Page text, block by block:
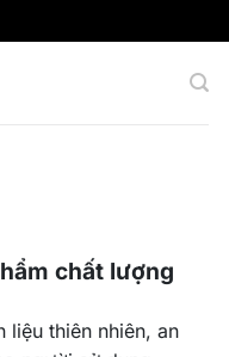
chất lượng
liệu thiên nhiên, an